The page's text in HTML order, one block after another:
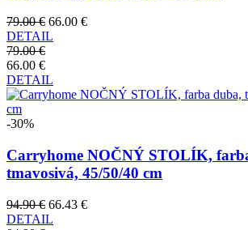
79.00 € 66.00 €
DETAIL
79.00 €
66.00 €
DETAIL
-30%
Carryhome NOČNÝ STOLÍK,
tmavosivá, 45/50/40 cm
94.90 € 66.43 €
DETAIL